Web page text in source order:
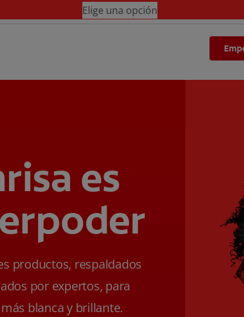
Elige una opción
es
productos, respaldados
por expertos, para
blanca y brillante.